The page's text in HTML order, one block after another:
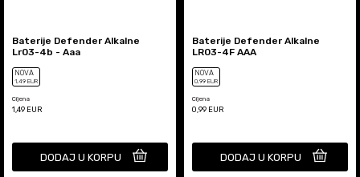
Baterije Defender Alkalne
Lr03-4b - Aaa
NOVA
1,49 EUR
Cijena
1,49 EUR
DODAJ U KORPU
Baterije Defender Alkalne
LR03-4F AAA
NOVA
0,99 EUR
Cijena
0,99 EUR
DODAJ U KORPU